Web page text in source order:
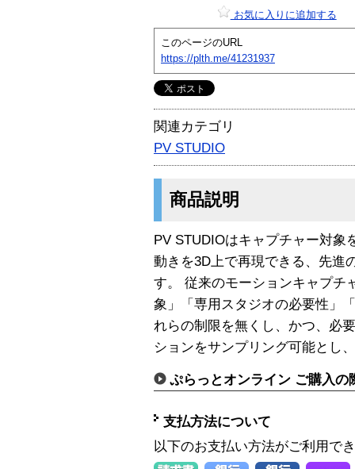
お気に入りに追加する
このページのURL
https://plth.me/41231937
関連カテゴリ
PV STUDIO
商品説明
PV STUDIOはキャプチャー対象
動きを3D上で再現できる、先進
す。 従来のモーションキャプチ
象」「専用スタジオの必要性」
れらの制限を無くし、かつ、必
ションをサンプリング可能とし
ぷらっとオンライン ご購入の
支払方法について
以下のお支払い方法がご利用で